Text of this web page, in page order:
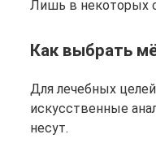
Лишь в некоторых
Как выбрать
Для лечебных
искусственные
несут.